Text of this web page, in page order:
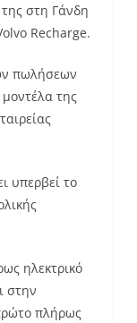
στη Γάνδη
Recharge.
πωλήσεων
της
υπερβεί το
ηλεκτρικό
στην
πλήρως